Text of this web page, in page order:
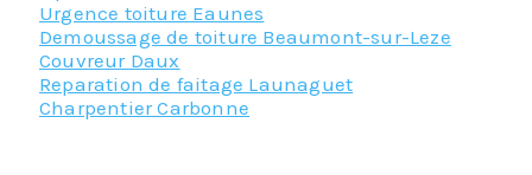
Urgence toiture Eaunes
Demoussage de toiture Beaumont-sur-Leze
Couvreur Daux
Reparation de faitage Launaguet
Charpentier Carbonne